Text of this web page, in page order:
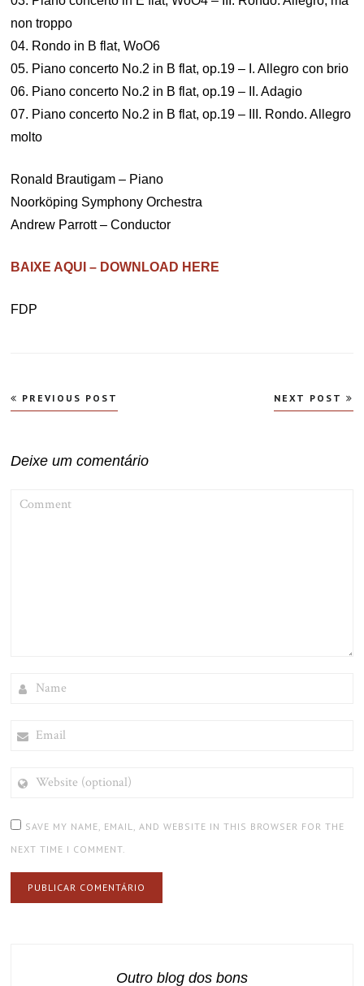
non troppo
04. Rondo in B flat, WoO6
05. Piano concerto No.2 in B flat, op.19 – I. Allegro con brio
06. Piano concerto No.2 in B flat, op.19 – II. Adagio
07. Piano concerto No.2 in B flat, op.19 – III. Rondo. Allegro
molto
Ronald Brautigam – Piano
Noorköping Symphony Orchestra
Andrew Parrott – Conductor
BAIXE AQUI – DOWNLOAD HERE
FDP
Navegação
de
PREVIOUS POST NEXT POST
Deixe um comentário
(OPTIONAL)
SAVE MY NAME, EMAIL, AND WEBSITE IN THIS BROWSER FOR THE
NEXT TIME I COMMENT.
Outro blog dos bons